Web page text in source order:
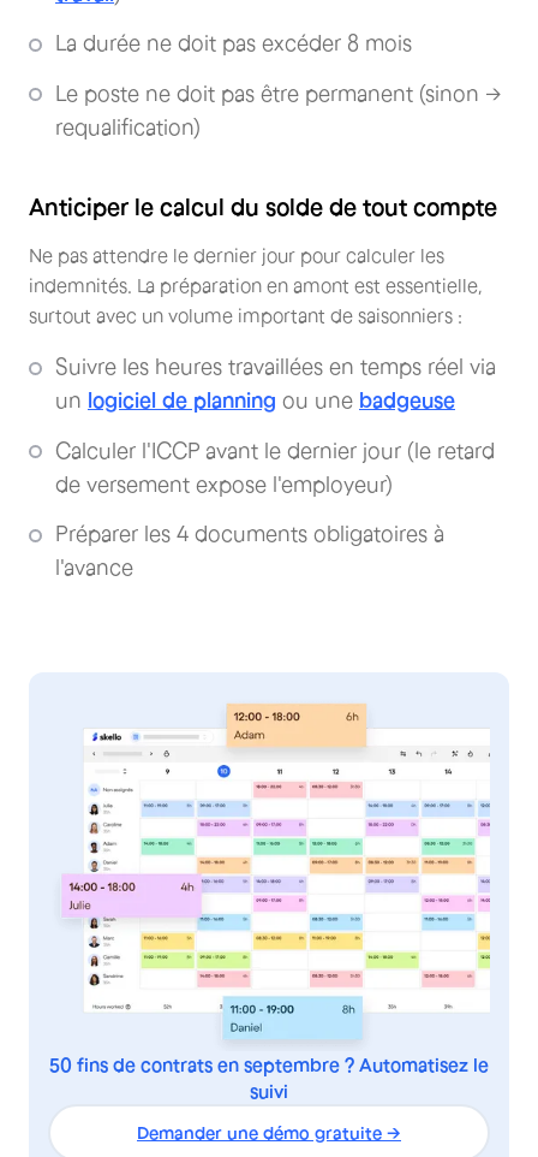
La durée ne doit pas excéder 8 mois
Le poste ne doit pas être permanent (sinon →
requalification)
Anticiper le calcul du solde de tout compte
Ne pas attendre le dernier jour pour calculer les
indemnités. La préparation en amont est essentielle,
surtout avec un volume important de saisonniers :
Suivre les heures travaillées en temps réel via
un logiciel de planning ou une badgeuse
Calculer l'ICCP avant le dernier jour (le retard
de versement expose l'employeur)
Préparer les 4 documents obligatoires à
l'avance
50 fins de contrats en septembre ? Automatisez le
suivi
Demander une démo gratuite →